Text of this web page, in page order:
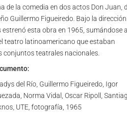
de la comedia en dos actos Don Juan,
Guillermo Figueiredo. Bajo la
estrenó esta obra en 1965, sumándose
teatro latinoamericano que estaban
conjuntos teatrales nacionales.
del Río, Guillermo Figueiredo, Igor
Norma Vidal, Oscar Ripoll,
UTE, fotografía, 1965